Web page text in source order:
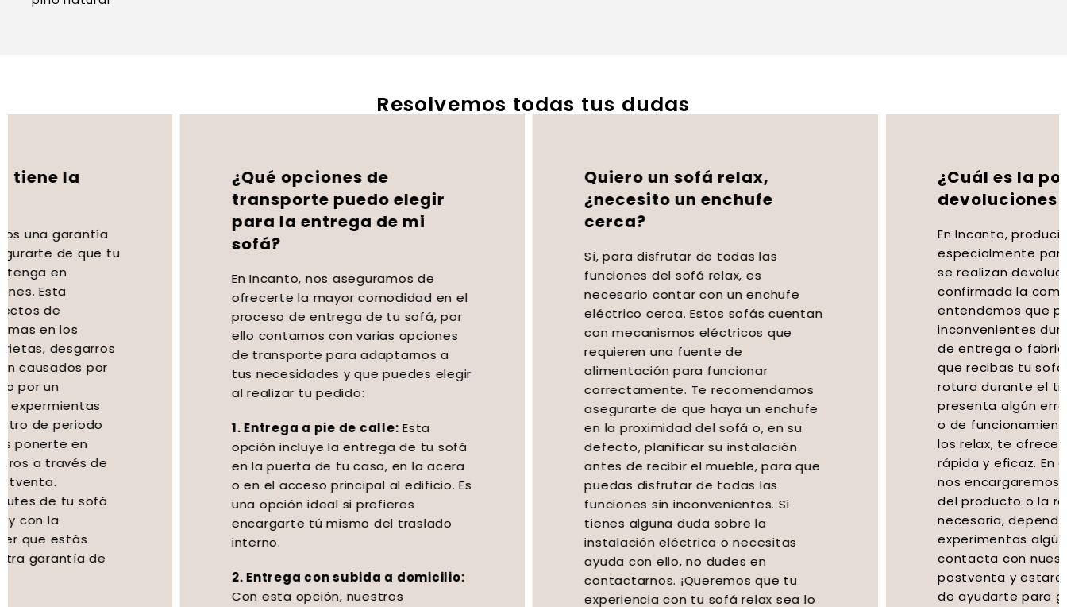
Resolvemos todas tus dudas
¿Qué opciones de
transporte puedo elegir
para la entrega de mi
sofá?
En Incanto, nos aseguramos de
ofrecerte la mayor comodidad en el
proceso de entrega de tu sofá, por
ello contamos con varias opciones
de transporte para adaptarnos a
tus necesidades y que puedes elegir
1. Entrega a pie de calle:
Esta
opción incluye la entrega de tu sofá
en la puerta de tu casa, en la acera
o en el acceso principal al edificio. Es
una opción ideal si prefieres
encargarte tú mismo del traslado
interno.
2. Entrega con subida a domicilio:
Quiero un sofá relax,
¿necesito un enchufe
cerca?
Sí, para disfrutar de todas las
funciones del sofá relax, es
necesario contar con un enchufe
eléctrico cerca. Estos sofás cuentan
con mecanismos eléctricos que
requieren una fuente de
alimentación para funcionar
correctamente. Te recomendamos
asegurarte de que haya un enchufe
en la proximidad del sofá o, en su
defecto, planificar su instalación
antes de recibir el mueble, para que
puedas disfrutar de todas las
funciones sin inconvenientes. Si
tienes alguna duda sobre la
instalación eléctrica o necesitas
ayuda con ello, no dudes en
contactarnos. ¡Queremos que tu
experiencia con tu sofá relax sea lo
¿Cuál es la política de
devoluciones de Incanto?
En Incanto, producimos y fabricamos
especialmente para ti, por lo que no
se realizan devoluciones una vez
confirmada la compra. Sin embargo,
entendemos que pueden surgir
inconvenientes durante el proceso
de entrega o fabricación. En caso de
que recibas tu sofá con daños por
rotura durante el transporte o si se
presenta algún error de fabricación
o de funcionamiento en el caso de
los relax, te ofrecemos una solución
rápida y eficaz. En estas situaciones,
nos encargaremos de la reposición
del producto o la reparación
necesaria, dependiendo del caso. Si
experimentas algún problema,
contacta con nuestro servicio
postventa y estaremos encantados
de ayudarte para garantizar tu total